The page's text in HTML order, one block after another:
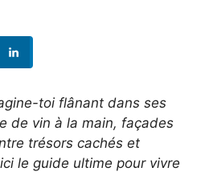
toi flânant dans ses
de vin à la main, façades
trésors cachés et
le guide ultime pour vivre